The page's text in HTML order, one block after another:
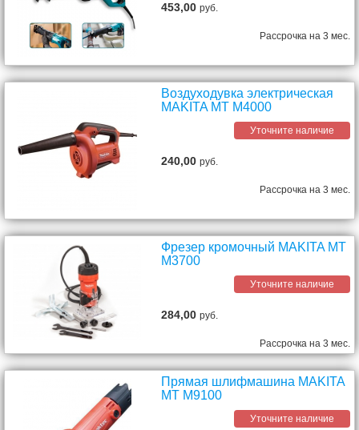
453,00руб.
Рассрочка на 3 мес.
Воздуходувка электрическая
MAKITA MT M4000
Уточните наличие
240,00руб.
Рассрочка на 3 мес.
Фрезер кромочный MAKITA MT
M3700
Уточните наличие
284,00руб.
Рассрочка на 3 мес.
Прямая шлифмашина MAKITA
MT M9100
Уточните наличие